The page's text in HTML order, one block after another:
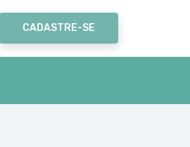
CADASTRE-SE